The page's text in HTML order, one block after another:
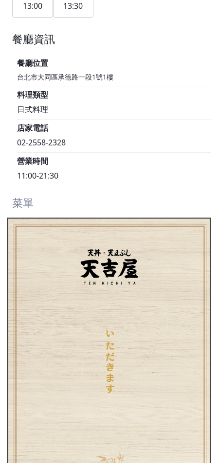
13:00 13:30
餐廳資訊
餐廳位置
台北市大同區承德路一段1號1樓
料理類型
日式料理
店家電話
02-2558-2328
營業時間
11:00-21:30
菜單